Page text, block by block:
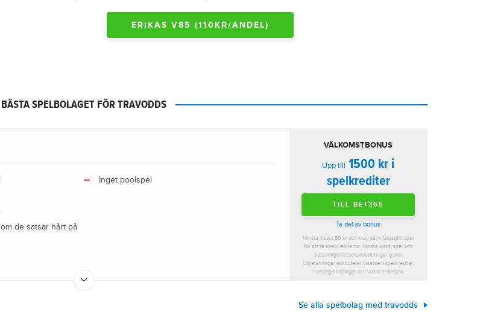
ERIKAS V85 (110KR/ANDEL)
BÄSTA SPELBOLAGET FÖR TRAVODDS
de satsar hårt på
Inget poolspel
VÄLKOMSTBONUS
Upp till 1500 kr i
spelkrediter
TILL BET365
Ta del av bonus
Minsta insats 50 kr och krav på 1x fastställt spel
för att få spelkrediterna. Minsta odds, spel och
betalningsmetod exkluderingar gäller.
Utbetalningar exkluderar insatser i spelkrediter.
Tidsbegränsningar och villkor tillämpas.
Se alla spelbolag med travodds